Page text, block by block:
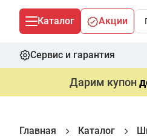
Каталог Акции
Сервис и гарантия
Дарим купон
Главная Каталог